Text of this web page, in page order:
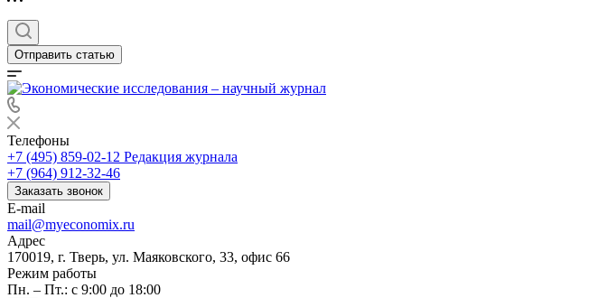
Отправить статью
Телефоны
+7 (495) 859-02-12 Редакция журнала
+7 (964) 912-32-46
Заказать звонок
E-mail
mail@myeconomix.ru
Адрес
170019, г. Тверь, ул. Маяковского, 33, офис 66
Режим работы
Пн. – Пт.: с 9:00 до 18:00